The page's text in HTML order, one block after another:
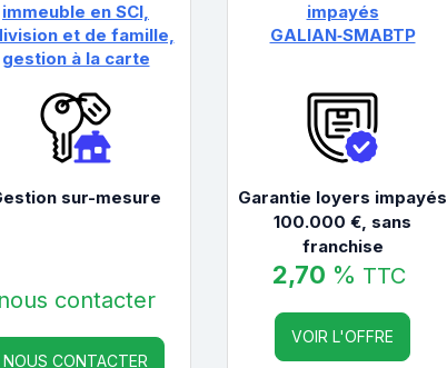
immeuble en SCI,
et de famille,
gestion à la carte
sur-mesure
nous contacter
NOUS CONTACTER
impayés
GALIAN‑SMABTP
Garantie loyers impayés
100.000 €, sans
franchise
2,70 % TTC
VOIR L'OFFRE